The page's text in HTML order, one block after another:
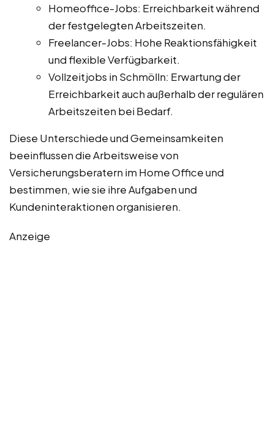
Homeoffice-Jobs: Erreichbarkeit während
der festgelegten Arbeitszeiten.
Freelancer-Jobs: Hohe Reaktionsfähigkeit
und flexible Verfügbarkeit.
Vollzeitjobs in Schmölln: Erwartung der
Erreichbarkeit auch außerhalb der regulären
Arbeitszeiten bei Bedarf.
Diese Unterschiede und Gemeinsamkeiten
beeinflussen die Arbeitsweise von
Versicherungsberatern im Home Office und
bestimmen, wie sie ihre Aufgaben und
Kundeninteraktionen organisieren.
Anzeige